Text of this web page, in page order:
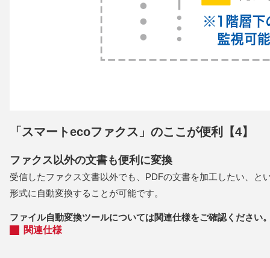
「スマートecoファクス」のここが便利【4】
ファクス以外の文書も便利に変換
受信したファクス文書以外でも、PDFの文書を加工したい、
形式に自動変換することが可能です。
ファイル自動変換ツールについては関連仕様をご確認ください
関連仕様